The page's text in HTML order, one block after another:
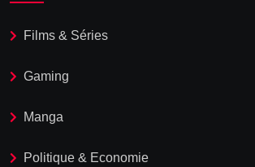
Films & Séries
Gaming
Manga
Politique & Economie